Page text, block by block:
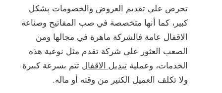
تحرص على تقديم العروض والخصومات بشكل
كبير، كما أنها متخصصة في صب المفاتيح وصناعة
الاقفال عامة فالشركة ماهرة في مجالها ومن
الصعب العثور على شركة تقدم مثل نوعية هذه
الخدمات، وعملية تبديل الاقفال تتم بسرعة كبيرة
ولا تكلف العميل الكثير من وقته أو ماله.